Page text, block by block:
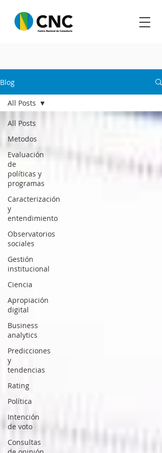
Blog
All Posts
Metodos
Evaluación
de
políticas y
programas
Caracterización
y
entendimiento
Observatorios
sociales
Gestión
institucional
Ciencia
Apropiación
digital
Business
analytics
Predicciones
y
tendencias
Rating
Política
Intención
de voto
Consultas
All Posts